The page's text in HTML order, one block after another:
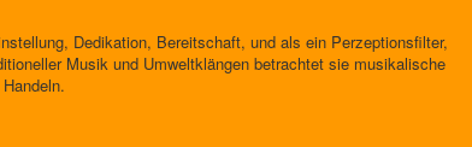
Dedikation, Bereitschaft, und als ein Perzeptionsfilter,
Musik und Umweltklängen betrachtet sie musikalische